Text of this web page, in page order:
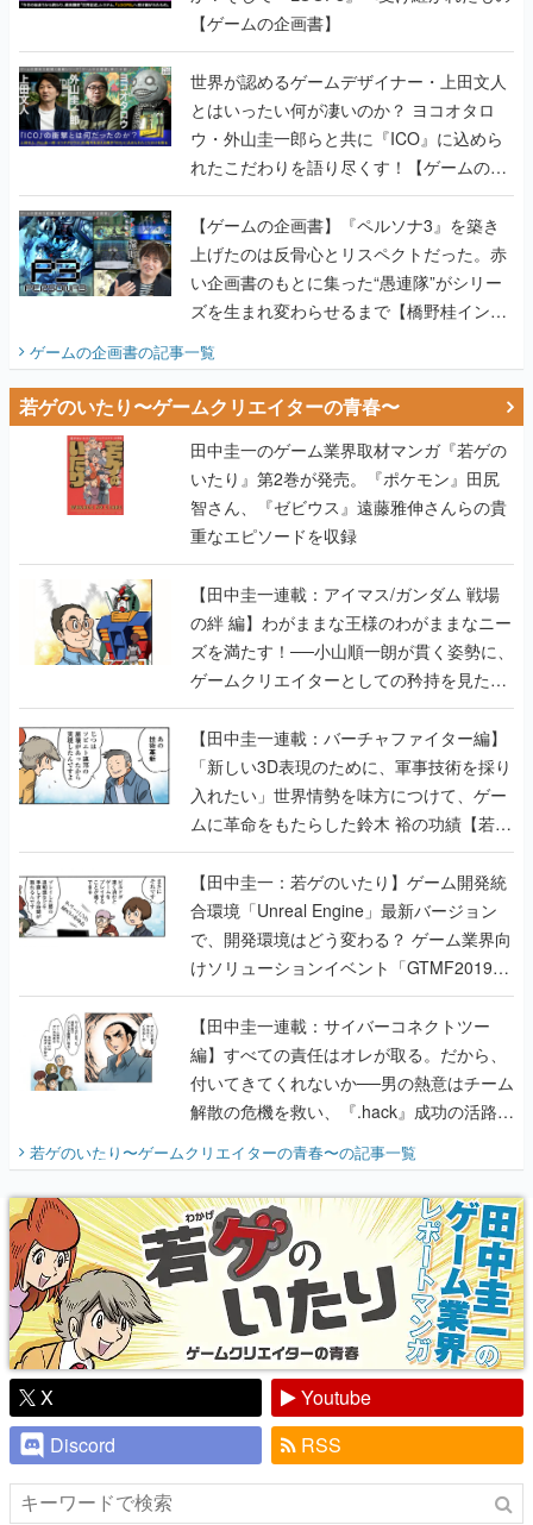
【ゲームの企画書】
世界が認めるゲームデザイナー・上田文人
とはいったい何が凄いのか？ ヨコオタロ
ウ・外山圭一郎らと共に『ICO』に込めら
れたこだわりを語り尽くす！【ゲームの企
画書】
【ゲームの企画書】『ペルソナ3』を築き
上げたのは反骨心とリスペクトだった。赤
い企画書のもとに集った“愚連隊”がシリー
ズを生まれ変わらせるまで【橋野桂インタ
ゲームの企画書の記事一覧
若ゲのいたり〜ゲームクリエイターの青春〜
田中圭一のゲーム業界取材マンガ『若ゲの
いたり』第2巻が発売。『ポケモン』田尻
智さん、『ゼビウス』遠藤雅伸さんらの貴
重なエピソードを収録
【田中圭一連載：アイマス/ガンダム 戦場
の絆 編】わがままな王様のわがままなニー
ズを満たす！──小山順一朗が貫く姿勢に、
ゲームクリエイターとしての矜持を見た
【若ゲのいたり最終回】
【田中圭一連載：バーチャファイター編】
「新しい3D表現のために、軍事技術を採り
入れたい」世界情勢を味方につけて、ゲー
ムに革命をもたらした鈴木 裕の功績【若ゲ
のいたり】
【田中圭一：若ゲのいたり】ゲーム開発統
合環境「Unreal Engine」最新バージョン
で、開発環境はどう変わる？ ゲーム業界向
けソリューションイベント「GTMF2019」
に行って、より理解を深めよう【PR】
【田中圭一連載：サイバーコネクトツー
編】すべての責任はオレが取る。だから、
付いてきてくれないか──男の熱意はチーム
解散の危機を救い、『.hack』成功の活路を
『少年ジャンプ』色だった【若ゲのいた
り】
若ゲのいたり〜ゲームクリエイターの青春〜の記事一覧
X
Youtube
Discord
RSS